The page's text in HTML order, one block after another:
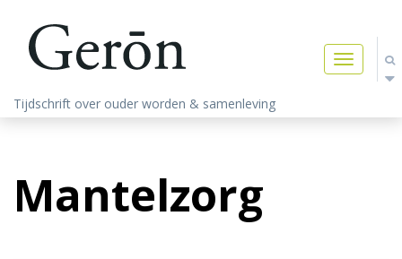
Toggle
navigation
Tijdschrift over ouder worden & samenleving
Mantelzorg